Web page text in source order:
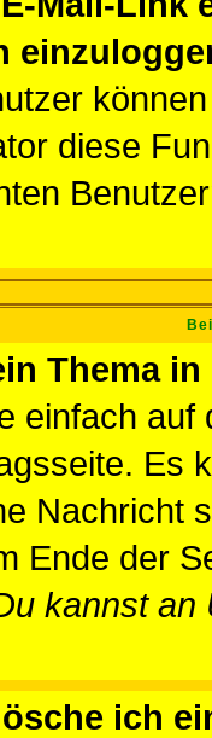
diese
Thema
einfach
Es
Nachricht
Ende der
kannst
ich